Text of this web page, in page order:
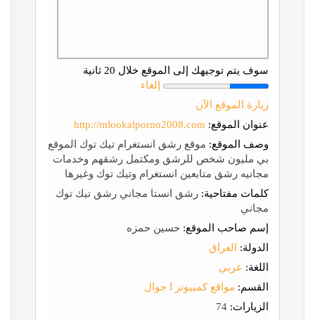
سوف يتم توجيهك إلى الموقع خلال 20 ثانية
إلغاء
زيارة الموقع الآن
عنوان الموقع: http://mlookalporno2008.com
وصف الموقع: موقع رشق انستغرام تيك توك الموقع
بي مليون شخص للرشق ومكتمل رشقهم وخدمات
مجانيه رشق متابعين انستغرام وتيك توك وغيرها
كلمات مفتاحية: رشق انستا مجاني رشق تيك توك
مجاني
إسم صاحب الموقع: حسين حمزه
الدولة:
العراق
اللغة: عربي
القسم: مواقع كمبيوتر ا جوال
الزيارات: